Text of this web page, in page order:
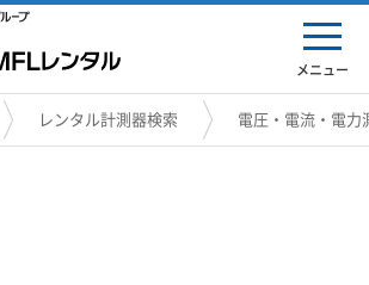
メニュー
レンタル計測器検索 電圧・電流・電力